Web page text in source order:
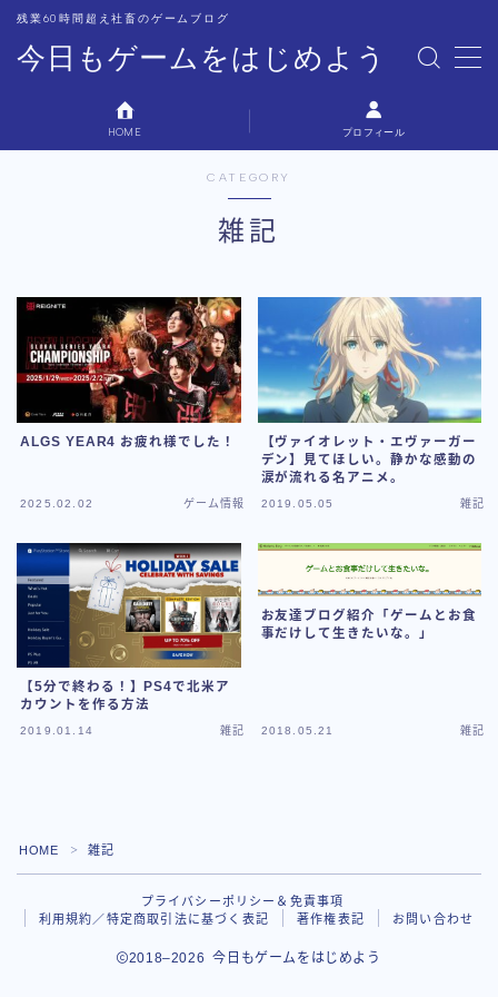
今日もゲームをはじめよう
残業60時間超え社畜のゲームブログ
MENU
プロフィール
HOME プロフィール
CATEGORY
雑記
ALGS YEAR4 お疲れ様でした！
2025.02.02 ゲーム情報
【ヴァイオレット・エヴァーガー
デン】見てほしい。静かな感動の
涙が流れる名アニメ。
2019.05.05 雑記
【5分で終わる！】PS4で北米ア
カウントを作る方法
2019.01.14 雑記
お友達ブログ紹介「ゲームとお食
事だけして生きたいな。」
2018.05.21 雑記
HOME ＞ 雑記
プライバシーポリシー＆免責事項
利用規約／特定商取引法に基づく表記
著作権表記 お問い合わせ
2018–2026 今日もゲームをはじめよう